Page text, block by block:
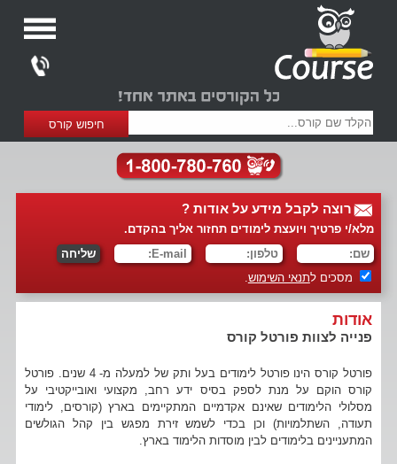
רוצה לקבל מידע על אודות ?
מלא/י פרטיך ויועצת לימודים תחזור אליך בהקדם.
מסכים לתנאי השימוש.
אודות
פנייה לצוות פורטל קורס
פורטל קורס הינו פורטל לימודים בעל ותק של למעלה מ- 4 שנים. פורטל
קורס הוקם על מנת לספק בסיס ידע רחב, מקצועי ואובייקטיבי על
מסלולי הלימודים שאינם אקדמיים המתקיימים בארץ (קורסים, לימודי
תעודה, השתלמויות) וכן בכדי לשמש זירת מפגש בין קהל הגולשים
המתעניינים בלימודים לבין מוסדות הלימוד בארץ.